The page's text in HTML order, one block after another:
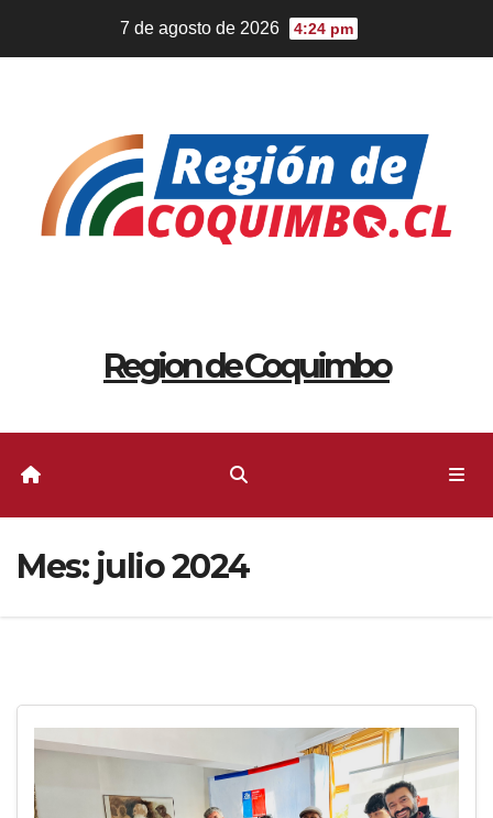
7 de agosto de 2026 4:24 pm
Region de Coquimbo
Mes: julio 2024